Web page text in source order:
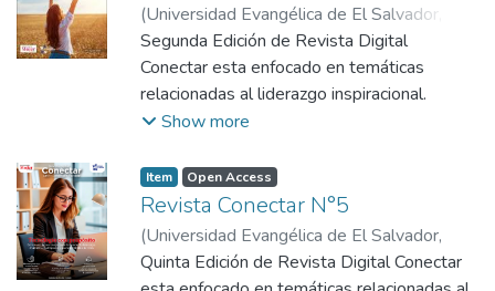
(Universidad Evangélica de El Salvador,
2024-08)Alianza Evangelica Mujer El
Salvador
Segunda Edición de Revista Digital
Conectar esta enfocado en temáticas
relacionadas al liderazgo inspiracional.
Show more
Item Open Access
Revista Conectar N°5
(Universidad Evangélica de El Salvador,
2026) Alianza Evangelica Mujer El Salvador
Quinta Edición de Revista Digital Conectar